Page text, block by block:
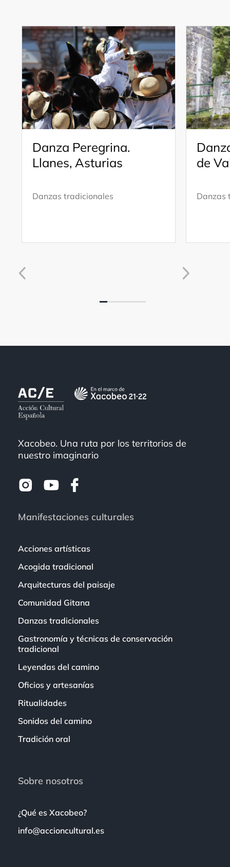
Danza Peregrina.
Llanes, Asturias
Danzas tradicionales
de
Danzas
Xacobeo. Una ruta por los territorios de
nuestro imaginario
Manifestaciones culturales
Acciones artísticas
Acogida tradicional
Arquitecturas del paisaje
Comunidad Gitana
Danzas tradicionales
Gastronomía y técnicas de conservación
tradicional
Leyendas del camino
Oficios y artesanías
Ritualidades
Sonidos del camino
Tradición oral
Sobre nosotros
¿Qué es Xacobeo?
info@accioncultural.es